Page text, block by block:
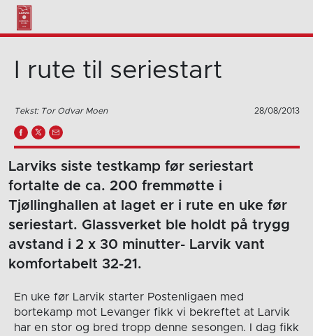
I rute til seriestart
Tekst: Tor Odvar Moen 28/08/2013
Larviks siste testkamp før seriestart
fortalte de ca. 200 fremmøtte i
Tjøllinghallen at laget er i rute en uke før
seriestart. Glassverket ble holdt på trygg
avstand i 2 x 30 minutter- Larvik vant
komfortabelt 32-21.
En uke før Larvik starter Postenligaen med
bortekamp mot Levanger fikk vi bekreftet at Larvik
har en stor og bred tropp denne sesongen. I dag fikk